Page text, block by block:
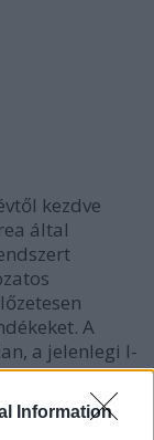
Information
kezdve
által
A
a jelenlegi I-
években
chi,